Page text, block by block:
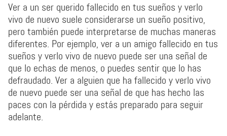
Ver a un ser querido fallecido en tus sueños y verlo
vivo de nuevo suele considerarse un sueño positivo,
pero también puede interpretarse de muchas maneras
diferentes. Por ejemplo, ver a un amigo fallecido en tus
sueños y verlo vivo de nuevo puede ser una señal de
que lo echas de menos, o puedes sentir que lo has
defraudado. Ver a alguien que ha fallecido y verlo vivo
de nuevo puede ser una señal de que has hecho las
paces con la pérdida y estás preparado para seguir
adelante.